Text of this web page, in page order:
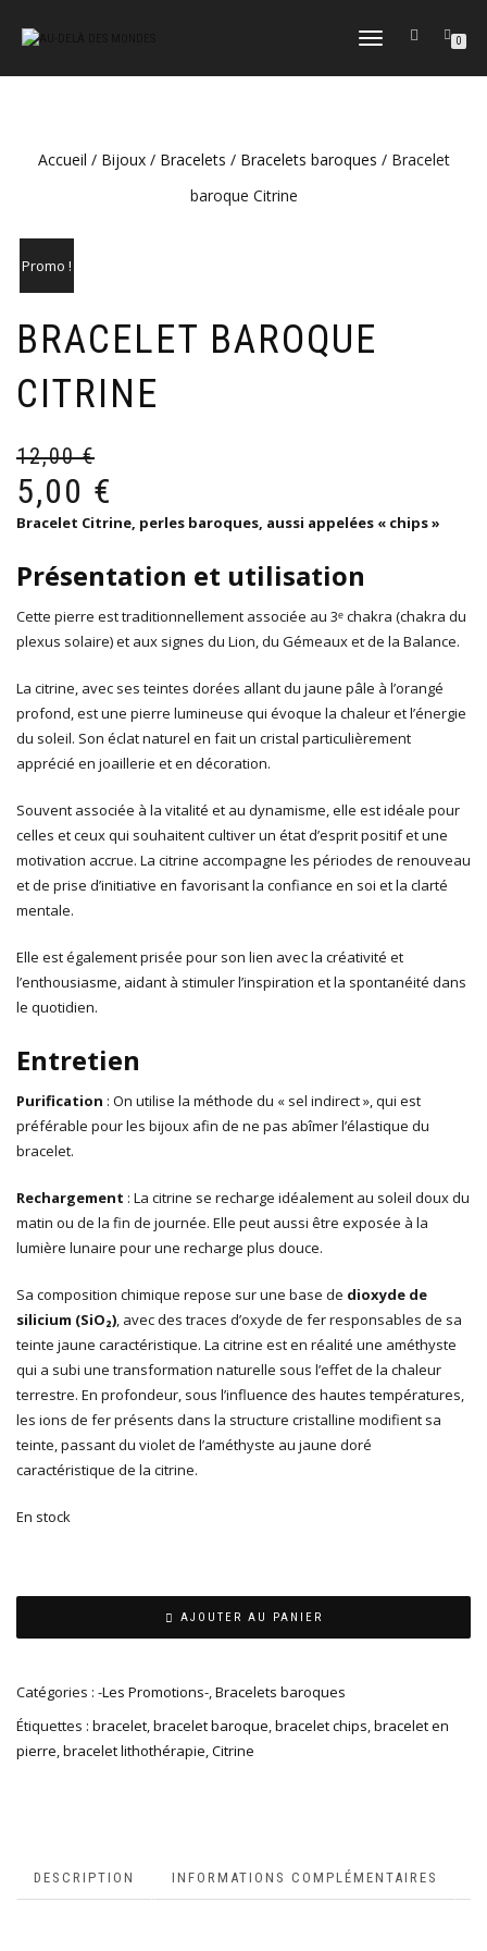
DÉPLIER
NAVIGATION
0
Accueil / Bijoux/ Bracelets / Bracelets baroques / Bracelet
baroque Citrine
Promo !
BRACELET BAROQUE
CITRINE
12,00€
5,00 €
Bracelet Citrine, perles baroques, aussi appelées « chips »
Présentation et utilisation
Cette pierre est traditionnellement associée au 3ᵉ chakra (chakra du
plexus solaire) et aux signes du Lion, du Gémeaux et de la Balance.
La citrine, avec ses teintes dorées allant du jaune pâle à l’orangé
profond, est une pierre lumineuse qui évoque la chaleur et l’énergie
du soleil. Son éclat naturel en fait un cristal particulièrement
apprécié en joaillerie et en décoration.
Souvent associée à la vitalité et au dynamisme, elle est idéale pour
celles et ceux qui souhaitent cultiver un état d’esprit positif et une
motivation accrue. La citrine accompagne les périodes de renouveau
et de prise d’initiative en favorisant la confiance en soi et la clarté
mentale.
Elle est également prisée pour son lien avec la créativité et
l’enthousiasme, aidant à stimuler l’inspiration et la spontanéité dans
le quotidien.
Entretien
Purification : On utilise la méthode du « sel indirect », qui est
préférable pour les bijoux afin de ne pas abîmer l’élastique du
bracelet.
Rechargement : La citrine se recharge idéalement au soleil doux du
matin ou de la fin de journée. Elle peut aussi être exposée à la
lumière lunaire pour une recharge plus douce.
Sa composition chimique repose sur une base de dioxyde de
silicium (SiO₂), avec des traces d’oxyde de fer responsables de sa
teinte jaune caractéristique. La citrine est en réalité une améthyste
qui a subi une transformation naturelle sous l’effet de la chaleur
terrestre. En profondeur, sous l’influence des hautes températures,
les ions de fer présents dans la structure cristalline modifient sa
teinte, passant du violet de l’améthyste au jaune doré
caractéristique de la citrine.
En stock
AJOUTER AU PANIER
Catégories : -Les Promotions-,Bracelets baroques
Étiquettes : bracelet,bracelet baroque,bracelet chips,bracelet en
pierre,bracelet lithothérapie,Citrine
DESCRIPTION INFORMATIONS COMPLÉMENTAIRES